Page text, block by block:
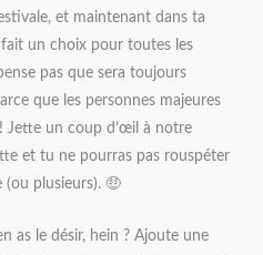
et maintenant dans ta
fait un choix pour toutes les
pas que sera toujours
que les personnes majeures
Jette un coup d’œil à notre
et tu ne pourras pas rouspéter
(ou plusieurs). 🤑
as le désir, hein ? Ajoute une